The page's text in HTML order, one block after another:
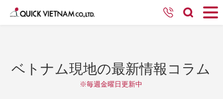
ベトナム現地の最新情報コラム
※毎週金曜日更新中